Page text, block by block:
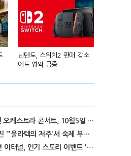
닌텐도, 스위치2 판매 감소
에도 영익 급증
'러브 라이브!' 15주년 오케스트라 콘서트, 10월5일 한국서 첫 해외 공연
[인터뷰] WoW 개발진 "'울라텍의 저주'서 숙제 부담 줄이고 보상 높여"
SD건담 지 제네레이션 이터널, 인기 스토리 이벤트 '라크로아의 용사' 재개최